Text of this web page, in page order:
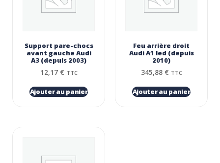
Support pare-chocs
avant gauche Audi
A3 (depuis 2003)
12,17 € TTC
Ajouter au panier
Feu arrière droit
Audi A1 led (depuis
2010)
345,88 € TTC
Ajouter au panier